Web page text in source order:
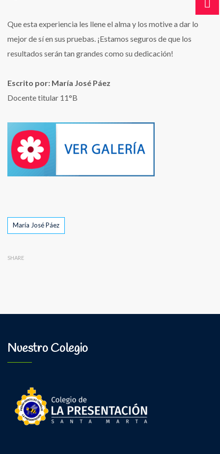
Que esta experiencia les llene el alma y los motive a dar lo
mejor de sí en sus pruebas. ¡Estamos seguros de que los
resultados serán tan grandes como su dedicación!
Escrito por: María José Páez
Docente titular 11°B
Tags
María José Páez
SHARE
Nuestro Colegio